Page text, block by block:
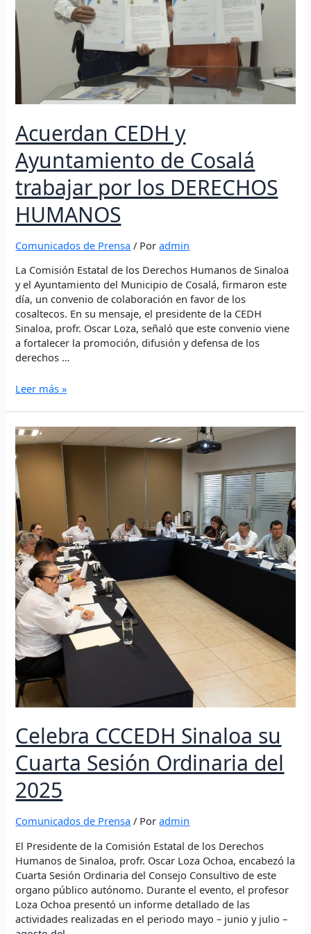
Acuerdan CEDH y
Ayuntamiento de Cosalá
trabajar por los DERECHOS
HUMANOS
Comunicados de Prensa / Poradmin
La Comisión Estatal de los Derechos Humanos de Sinaloa
y el Ayuntamiento del Municipio de Cosalá, firmaron este
día, un convenio de colaboración en favor de los
cosaltecos. En su mensaje, el presidente de la CEDH
Sinaloa, profr. Oscar Loza, señaló que este convenio viene
a fortalecer la promoción, difusión y defensa de los
derechos …
DERECHOS
HUMANOS
Leer más »
Celebra CCCEDH Sinaloa su
Cuarta Sesión Ordinaria del
2025
Comunicados de Prensa / Poradmin
El Presidente de la Comisión Estatal de los Derechos
Humanos de Sinaloa, profr. Oscar Loza Ochoa, encabezó la
Cuarta Sesión Ordinaria del Consejo Consultivo de este
organo público autónomo. Durante el evento, el profesor
Loza Ochoa presentó un informe detallado de las
actividades realizadas en el periodo mayo – junio y julio –
Celebra
CCCEDH
Sinaloa
su
Cuarta
Sesión
Ordinaria
del
2025